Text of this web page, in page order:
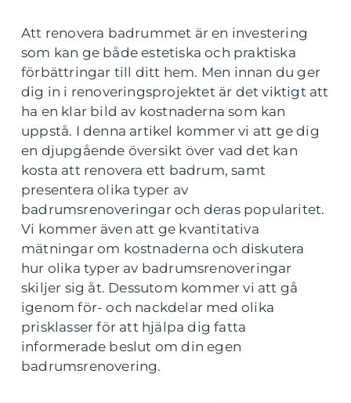
Att renovera badrummet är en investering
som kan ge både estetiska och praktiska
förbättringar till ditt hem. Men innan du ger
dig in i renoveringsprojektet är det viktigt att
ha en klar bild av kostnaderna som kan
uppstå. I denna artikel kommer vi att ge dig
en djupgående översikt över vad det kan
kosta att renovera ett badrum, samt
presentera olika typer av
badrumsrenoveringar och deras popularitet.
Vi kommer även att ge kvantitativa
mätningar om kostnaderna och diskutera
hur olika typer av badrumsrenoveringar
skiljer sig åt. Dessutom kommer vi att gå
igenom för- och nackdelar med olika
prisklasser för att hjälpa dig fatta
informerade beslut om din egen
badrumsrenovering.